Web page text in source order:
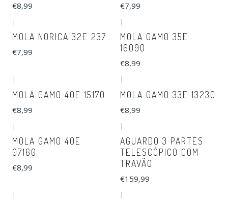
€8,99 €7,99
|
MOLA NORICA 32E 237
€7,99
|
MOLA GAMO 35E
16090
€8,99
MOLA GAMO 40E 15170
€8,99
MOLA GAMO 33E 13230
€8,99
|
MOLA GAMO 40E
07160
€8,99
|
AGUARDO 3 PARTES
TELESCÓPICO COM
TRAVÃO
€159,99
| |